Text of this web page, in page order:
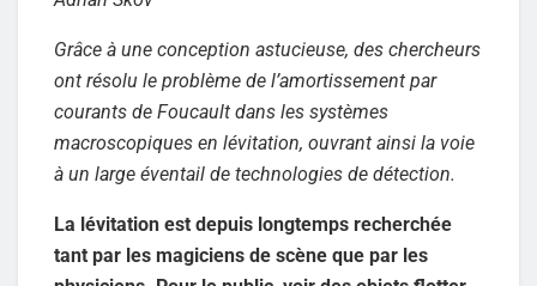
Grâce à une conception astucieuse, des chercheurs
ont résolu le problème de l’amortissement par
courants de Foucault dans les systèmes
macroscopiques en lévitation, ouvrant ainsi la voie
à un large éventail de technologies de détection.
La lévitation est depuis longtemps recherchée
tant par les magiciens de scène que par les